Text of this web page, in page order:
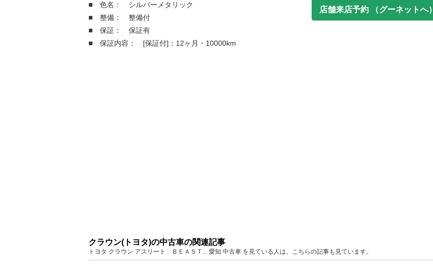
■ 色名： シルバーメタリック
■ 整備： 整備付
■ 保証： 保証有
■ 保証内容： [保証付]：12ヶ月・10000km
店舗来店予約 （グーネットへ）
クラウン(トヨタ)の中古車の関連記事
トヨタ クラウン アスリート ＢＥＡＳＴ... 愛知 中古車 を見ている人は、こちらの記事も見ています。